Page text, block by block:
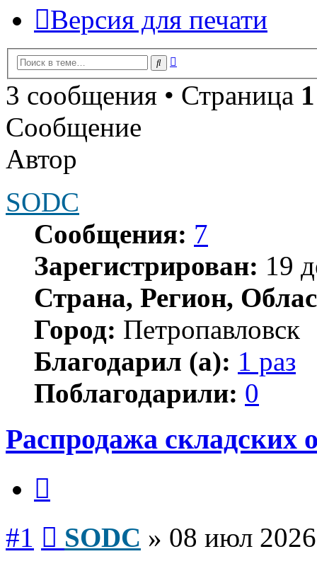
Версия для печати
Поиск
3 сообщения • Страница 1
Сообщение
Автор
SODC
Сообщения: 7
Зарегистрирован: 19
Страна, Регион,
Город: Петропавловск
Благодарил (а): 1 раз
Поблагодарили: 0
Распродажа складских
#1 SODC » 08 июл